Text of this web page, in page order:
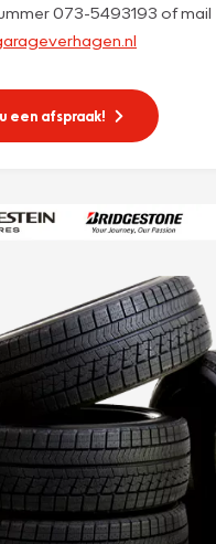
073-5493193 of mail
een afspraak!